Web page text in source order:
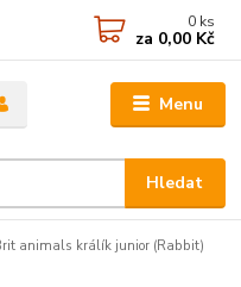
Menu
Hledat
0 ks
za 0,00 Kč
animals králík junior (Rabbit)